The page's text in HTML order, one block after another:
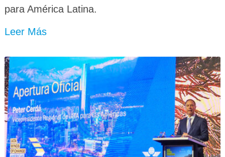
para América Latina.
Leer Más